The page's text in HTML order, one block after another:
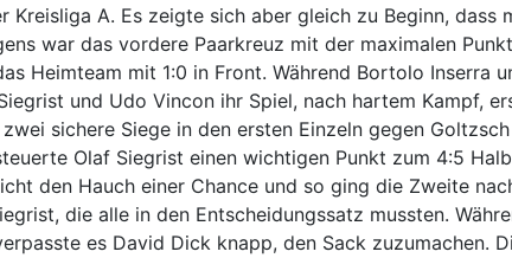
Kreisliga A. Es zeigte sich aber gleich zu Beginn,
war das vordere Paarkreuz mit der maximalen
Heimteam mit 1:0 in Front. Während Bortolo
und Udo Vincon ihr Spiel, nach hartem Kampf,
sichere Siege in den ersten Einzeln gegen
Olaf Siegrist einen wichtigen Punkt zum 4:5
den Hauch einer Chance und so ging die Zweite
die alle in den Entscheidungssatz mussten.
es David Dick knapp, den Sack zuzumachen.